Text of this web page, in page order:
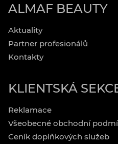
ALMAF BEAUTY
Aktuality
Partner profesionálů
Kontakty
KLIENTSKÁ
Reklamace
Všeobecné obchodní
Ceník doplňkových služeb